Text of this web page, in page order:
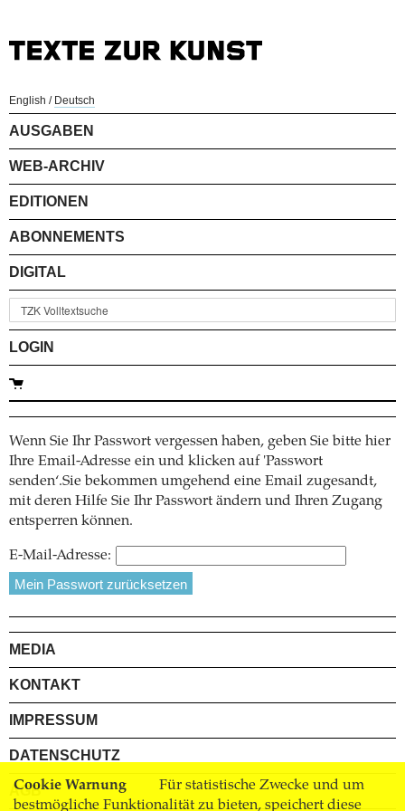
Cookie Warnung
Für statistische Zwecke und um
bestmögliche Funktionalität zu bieten, speichert diese
English / Deutsch
AUSGABEN
WEB-ARCHIV
EDITIONEN
ABONNEMENTS
DIGITAL
LOGIN
Wenn Sie Ihr Passwort vergessen haben, geben Sie bitte hier
Ihre Email-Adresse ein und klicken auf 'Passwort
senden‘.Sie bekommen umgehend eine Email zugesandt,
mit deren Hilfe Sie Ihr Passwort ändern und Ihren Zugang
entsperren können.
E-Mail-Adresse:
MEDIA
KONTAKT
IMPRESSUM
DATENSCHUTZ
AGB